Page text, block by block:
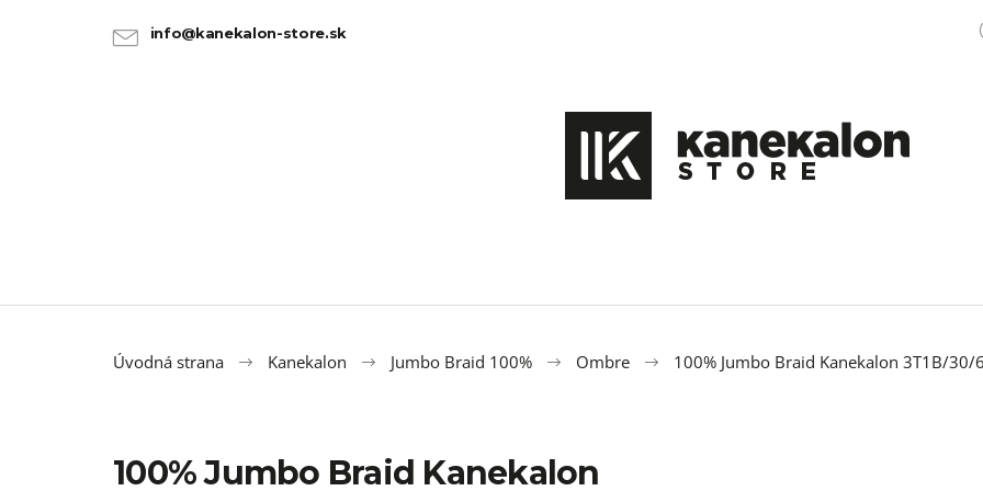
info@kanekalon-store.sk
Úvodná strana Kanekalon Jumbo Braid 100% Ombre 100% Jumbo Braid Kanekalon 3T1B/30/
100% Jumbo Braid Kanekalon
SPÄŤ
SPÄŤ
Čo potrebujete nájsť?
100% JUMBO BRAID KANEKALON
100% EZ KANEKALON M47